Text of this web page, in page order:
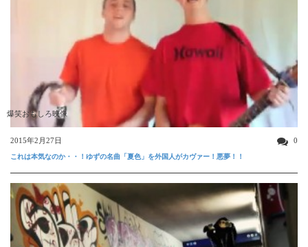
爆笑おもしろ映像
2015年2月27日 0
これは本気なのか・・！ゆずの名曲「夏色」を外国人がカヴァー！悪夢！！